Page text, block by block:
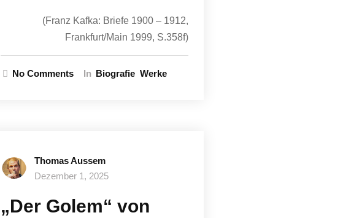
(Franz Kafka: Briefe 1900 – 1912,
Frankfurt/Main 1999, S.358f)
No Comments In Biografie Werke
Thomas Aussem
Dezember 1, 2025
„Der Golem“ von